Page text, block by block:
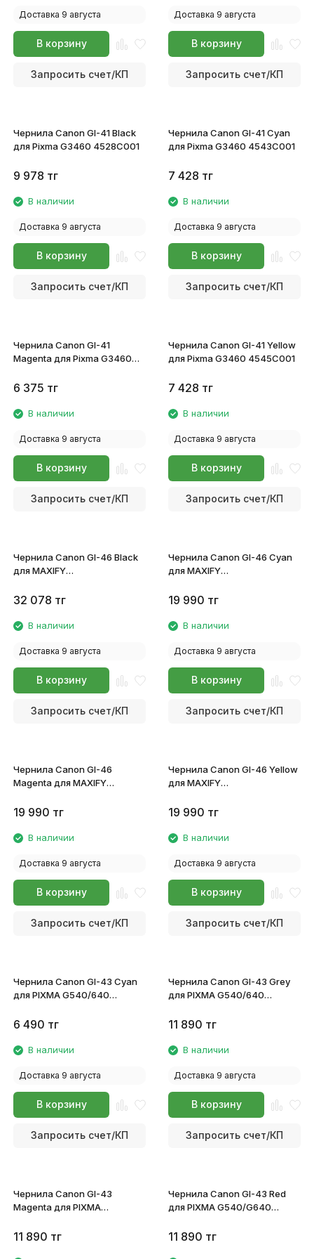
Доставка 9 августа
В корзину
Запросить счет/КП
Доставка 9 августа
В корзину
Запросить счет/КП
Чернила Canon GI-41 Black
для Pixma G3460 4528C001
9 978 тг
В наличии
Доставка 9 августа
В корзину
Запросить счет/КП
Чернила Canon GI-41 Cyan
для Pixma G3460 4543C001
7 428 тг
В наличии
Доставка 9 августа
В корзину
Запросить счет/КП
Чернила Canon GI-41
Magenta для Pixma G3460
6 375 тг
В наличии
Доставка 9 августа
В корзину
Запросить счет/КП
Чернила Canon GI-41 Yellow
для Pixma G3460 4545C001
7 428 тг
В наличии
Доставка 9 августа
В корзину
Запросить счет/КП
Чернила Canon GI-46 Black
для MAXIFY
32 078 тг
В наличии
Доставка 9 августа
В корзину
Запросить счет/КП
Чернила Canon GI-46 Cyan
для MAXIFY
19 990 тг
В наличии
Доставка 9 августа
В корзину
Запросить счет/КП
Чернила Canon GI-46
Magenta для MAXIFY
19 990 тг
В наличии
Доставка 9 августа
В корзину
Запросить счет/КП
Чернила Canon GI-46 Yellow
для MAXIFY
19 990 тг
В наличии
Доставка 9 августа
В корзину
Запросить счет/КП
Чернила Canon GI-43 Cyan
для PIXMA G540/640
6 490 тг
В наличии
Доставка 9 августа
В корзину
Запросить счет/КП
Чернила Canon GI-43 Grey
для PIXMA G540/640
11 890 тг
В наличии
Доставка 9 августа
В корзину
Запросить счет/КП
Чернила Canon GI-43
Magenta для PIXMA
11 890 тг
Чернила Canon GI-43 Red
для PIXMA G540/G640
11 890 тг